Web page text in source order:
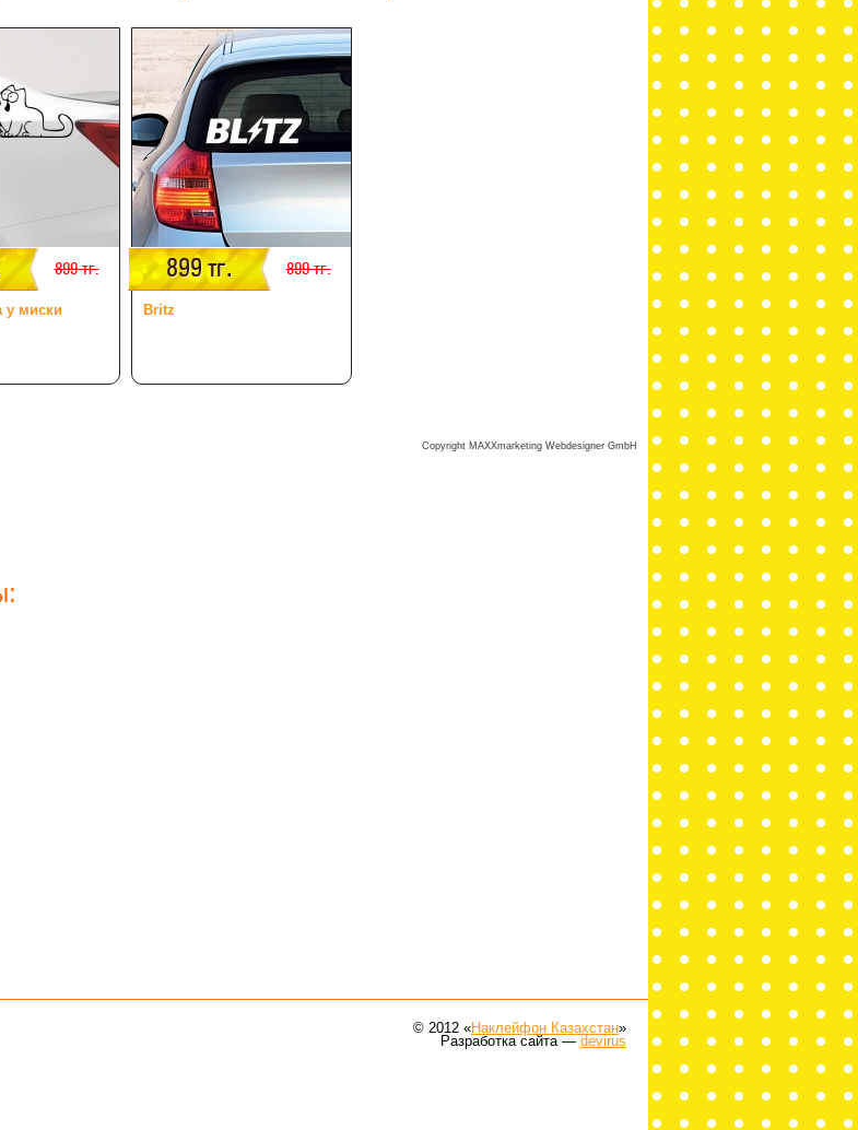
899 тг.
у миски
899 тг. 899 тг.
Britz
Copyright MAXXmarketing Webdesigner GmbH
© 2012 «Наклейфон Казахстан»
Разработка сайта —devirus